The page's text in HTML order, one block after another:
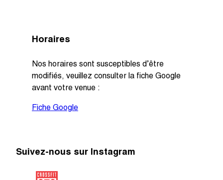
Horaires
Nos horaires sont susceptibles d’être
modifiés, veuillez consulter la fiche Google
avant votre venue :
Fiche Google
Suivez-nous sur Instagram